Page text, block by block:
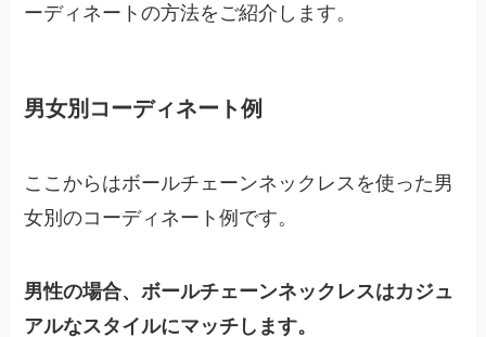
ーディネートの方法をご紹介します。
男女別コーディネート例
ここからはボールチェーンネックレスを使った男
女別のコーディネート例です。
男性の場合、ボールチェーンネックレスはカジュ
アルなスタイルにマッチします。